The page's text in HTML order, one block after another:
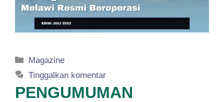
Kategori
Magazine
Tinggalkan komentar
PENGUMUMAN